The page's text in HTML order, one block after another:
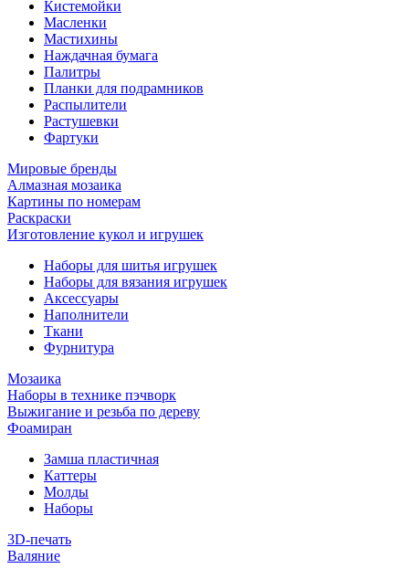
Кистемойки
Масленки
Мастихины
Наждачная бумага
Палитры
Планки для подрамников
Распылители
Растушевки
Фартуки
Мировые бренды
Алмазная мозаика
Картины по номерам
Раскраски
Изготовление кукол и игрушек
Наборы для шитья игрушек
Наборы для вязания игрушек
Аксессуары
Наполнители
Ткани
Фурнитура
Мозаика
Наборы в технике пэчворк
Выжигание и резьба по дереву
Фоамиран
Замша пластичная
Каттеры
Молды
Наборы
3D-печать
Валяние